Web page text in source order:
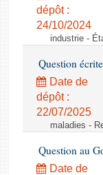
dépôt :
24/10/2024
industrie -
Question
Date de
dépôt :
22/07/2025
maladies -
Question au
Date de